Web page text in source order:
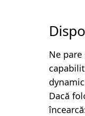
Ne
Dacă